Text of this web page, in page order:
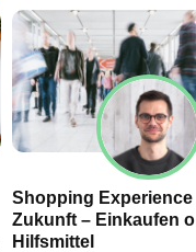
Shopping Experience
Zukunft – Einkaufen
Hilfsmittel